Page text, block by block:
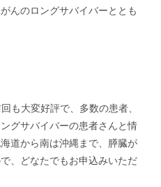
んのロングサバイバーととも
も大変好評で、多数の患者、
グサバイバーの患者さんと情
道から南は沖縄まで、膵臓が
、どなたでもお申込みいただ